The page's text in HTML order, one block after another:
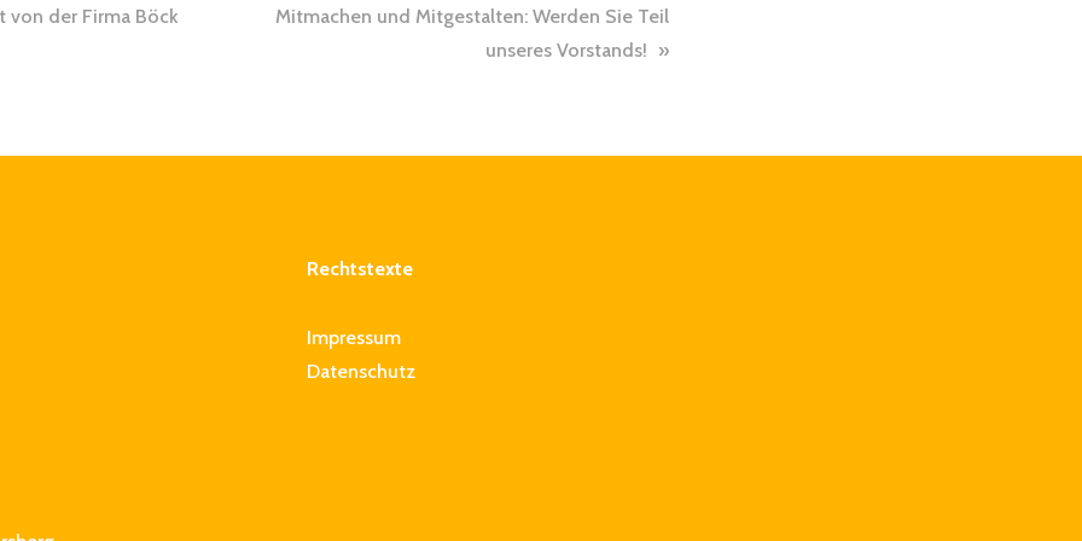
von der Firma Böck
Mitmachen und Mitgestalten: Werden Sie Teil
unseres Vorstands!
Rechtstexte
Impressum
Datenschutz